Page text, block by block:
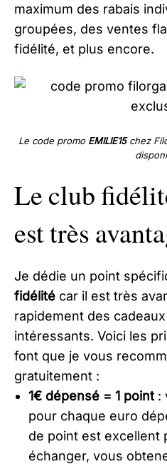
maximum des rabais
groupées, des ventes
fidélité, et plus encore.
Le code promo EMILIE15 chez
Le club
est très
Je dédie un point
fidélité car il est très
rapidement des
intéressants. Voici les
font que je vous
gratuitement :
1€ dépensé = 1 point :
pour chaque euro
de point est excellent
échanger, vous